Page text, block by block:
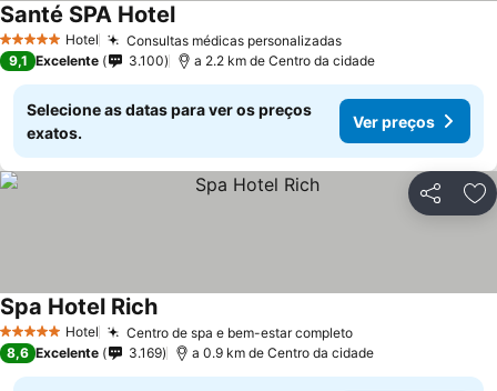
5 Estrelas Hotel Consultas médicas personalizadasVer preços
Santé SPA HotelVer preços
9,1 Excelente 3.100 a 2.2 km de Centro da cidade
Selecione as datas para ver os preços
exatos.
Ver preços
Partilhar
5 Estrelas Hotel Centro de spa e bem-estar completoVer preços
Spa Hotel RichVer preços
8,6 Excelente 3.169 a 0.9 km de Centro da cidade